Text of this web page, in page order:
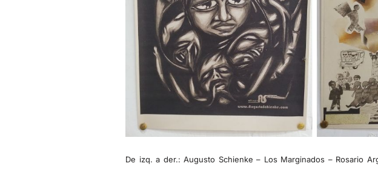
De izq. a der.: Augusto Schienke – Los Marginados – Rosario